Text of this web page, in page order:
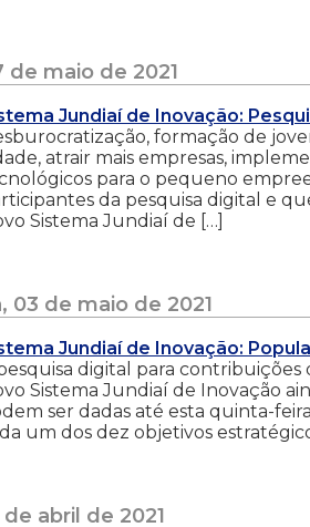
de maio de 2021
Jundiaí de Inovação:
formação de
atrair mais empresas,
para o pequeno
da pesquisa digital e
Sistema Jundiaí de […]
03 de maio de 2021
Jundiaí de Inovação:
digital para
Sistema Jundiaí de Inovação
ser dadas até esta quinta-
um dos dez objetivos
abril de 2021